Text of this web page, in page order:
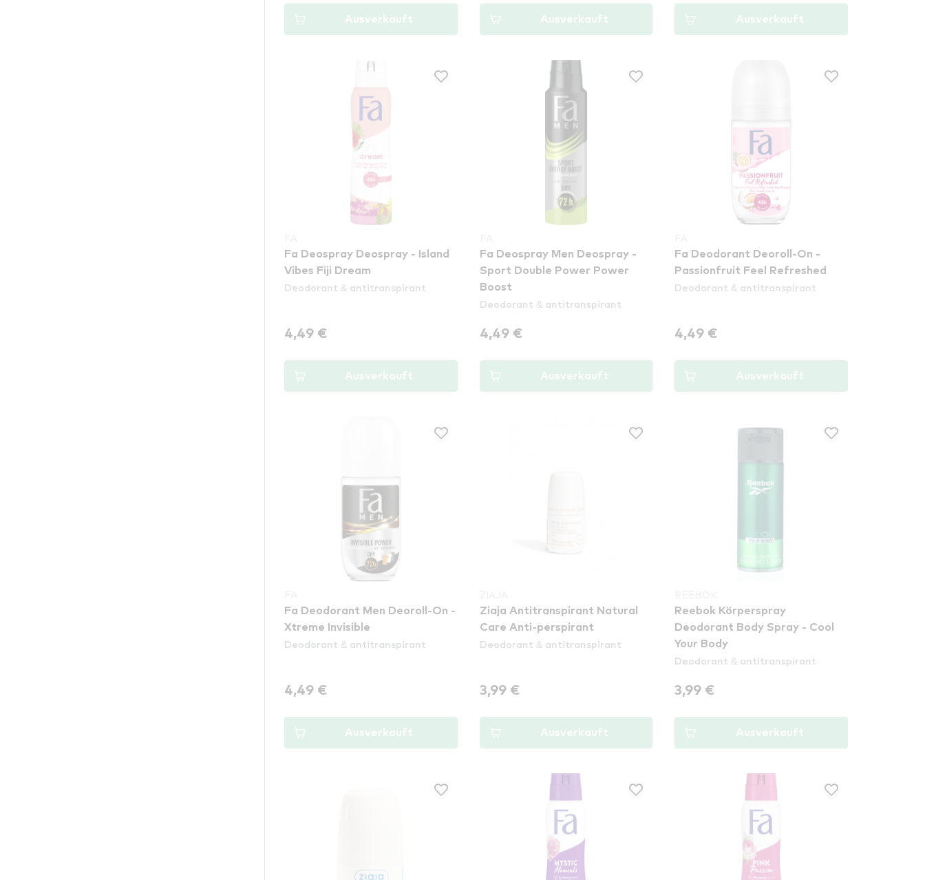
Ausverkauft Ausverkauft Ausverkauft
Fa Deospray Deospray - Island
Vibes Fiji Dream
Deodorant & antitranspirant
4,49 €
Ausverkauft
Fa Deospray Men Deospray -
Sport Double Power Power
Boost
Deodorant & antitranspirant
4,49 €
Ausverkauft
Fa Deodorant Deoroll-On -
Passionfruit Feel Refreshed
Deodorant & antitranspirant
4,49 €
Ausverkauft
Fa Deodorant Men Deoroll-On -
Xtreme Invisible
Deodorant & antitranspirant
4,49 €
Ausverkauft
Ziaja Antitranspirant Natural
Care Anti-perspirant
Deodorant & antitranspirant
3,99 €
Ausverkauft
Reebok Körperspray
Deodorant Body Spray - Cool
Your Body
Deodorant & antitranspirant
3,99 €
Ausverkauft